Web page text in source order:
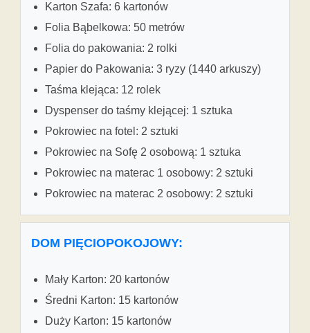
Karton Szafa: 6 kartonów
Folia Bąbelkowa: 50 metrów
Folia do pakowania: 2 rolki
Papier do Pakowania: 3 ryzy (1440 arkuszy)
Taśma klejąca: 12 rolek
Dyspenser do taśmy klejącej: 1 sztuka
Pokrowiec na fotel: 2 sztuki
Pokrowiec na Sofę 2 osobową: 1 sztuka
Pokrowiec na materac 1 osobowy: 2 sztuki
Pokrowiec na materac 2 osobowy: 2 sztuki
DOM PIĘCIOPOKOJOWY:
Mały Karton: 20 kartonów
Średni Karton: 15 kartonów
Duży Karton: 15 kartonów